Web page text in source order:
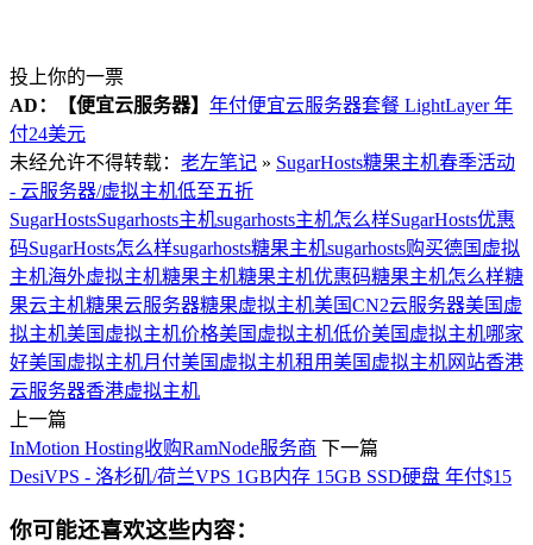
投上你的一票
AD：
【便宜云服务器】 年付便宜云服务器套餐 LightLayer 年
付24美元
未经允许不得转载： 老左笔记 » SugarHosts糖果主机春季活动
- 云服务器/虚拟主机低至五折
SugarHostsSugarhosts主机sugarhosts主机怎么样SugarHosts优惠
码SugarHosts怎么样sugarhosts糖果主机sugarhosts购买德国虚拟
主机海外虚拟主机糖果主机糖果主机优惠码糖果主机怎么样糖
果云主机糖果云服务器糖果虚拟主机美国CN2云服务器美国虚
拟主机美国虚拟主机价格美国虚拟主机低价美国虚拟主机哪家
好美国虚拟主机月付美国虚拟主机租用美国虚拟主机网站香港
云服务器香港虚拟主机
上一篇
InMotion Hosting收购RamNode服务商 下一篇
DesiVPS - 洛杉矶/荷兰VPS 1GB内存 15GB SSD硬盘 年付$15
你可能还喜欢这些内容：